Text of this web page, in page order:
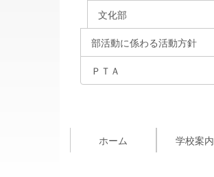
文化部
部活動に係わる活動方針
ＰＴＡ
ホーム 学校案内